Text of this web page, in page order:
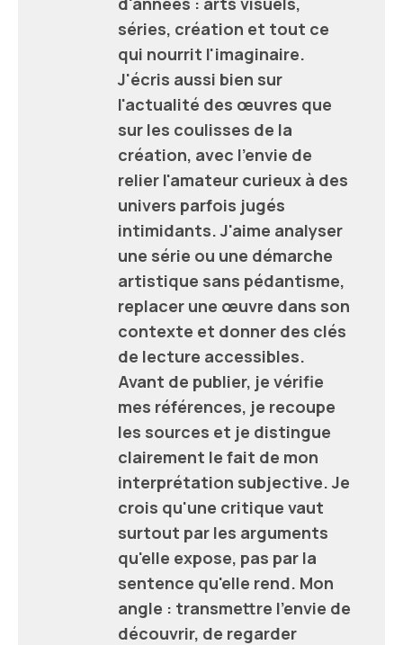
séries, création et tout ce
qui nourrit l'imaginaire.
J'écris aussi bien sur
l'actualité des œuvres que
sur les coulisses de la
création, avec l'envie de
relier l'amateur curieux à des
univers parfois jugés
intimidants. J'aime analyser
une série ou une démarche
artistique sans pédantisme,
replacer une œuvre dans son
contexte et donner des clés
de lecture accessibles.
Avant de publier, je vérifie
mes références, je recoupe
les sources et je distingue
clairement le fait de mon
interprétation subjective. Je
crois qu'une critique vaut
surtout par les arguments
qu'elle expose, pas par la
sentence qu'elle rend. Mon
angle : transmettre l'envie de
découvrir, de regarder